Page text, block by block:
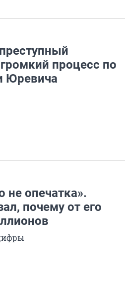
процесс по
Юревича
не опечатка».
почему от его